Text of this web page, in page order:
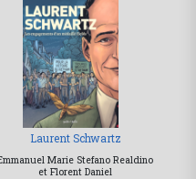
Laurent Schwartz
Marie Stefano Realdino
et Florent Daniel